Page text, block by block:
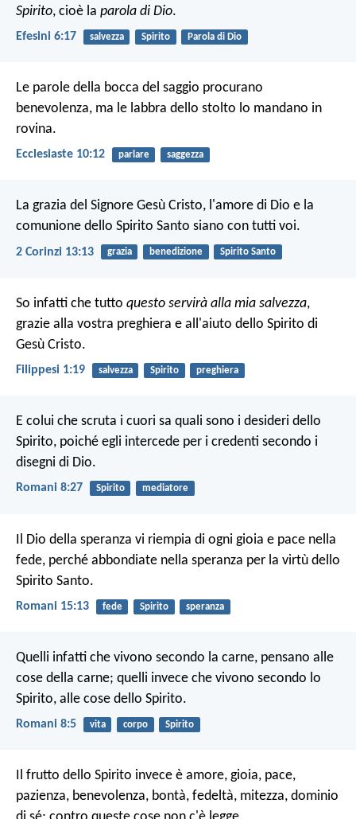
Spirito, cioè la parola di Dio.
Efesini 6:17 salvezza Spirito Parola di Dio
Le parole della bocca del saggio procurano
benevolenza, ma le labbra dello stolto lo mandano in
rovina.
Ecclesiaste 10:12 parlare saggezza
La grazia del Signore Gesù Cristo, l'amore di Dio e la
comunione dello Spirito Santo siano con tutti voi.
2 Corinzi 13:13 grazia benedizione Spirito Santo
So infatti che tutto questo servirà alla mia salvezza,
grazie alla vostra preghiera e all'aiuto dello Spirito di
Gesù Cristo.
Filippesi 1:19 salvezza Spirito preghiera
E colui che scruta i cuori sa quali sono i desideri dello
Spirito, poiché egli intercede per i credenti secondo i
disegni di Dio.
Romani 8:27 Spirito mediatore
Il Dio della speranza vi riempia di ogni gioia e pace nella
fede, perché abbondiate nella speranza per la virtù dello
Spirito Santo.
Romani 15:13 fede Spirito speranza
Quelli infatti che vivono secondo la carne, pensano alle
cose della carne; quelli invece che vivono secondo lo
Spirito, alle cose dello Spirito.
Romani 8:5 vita corpo Spirito
Il frutto dello Spirito invece è amore, gioia, pace,
pazienza, benevolenza, bontà, fedeltà, mitezza, dominio